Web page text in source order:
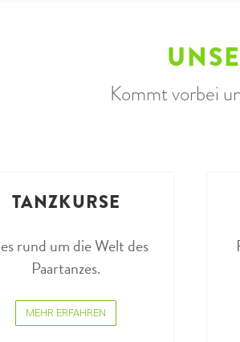
Kommt vorbei
TANZKURSE
rund um die Welt des
Paartanzes.
MEHR ERFAHREN